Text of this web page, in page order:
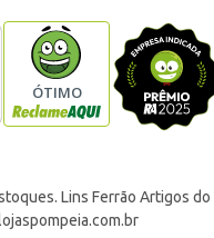
Lins Ferrão Artigos